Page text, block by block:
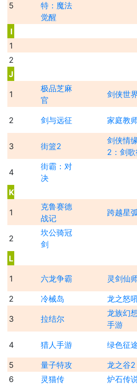
5
特：魔法
觉醒
I
1
2
J
1
极品芝麻
官
剑侠世
2 剑与远征 家庭教
3 街篮2
剑侠情
2：剑歌
4
街霸：对
决
K
1
克鲁赛德
战记
跨越星
2
坎公骑冠
剑
L
1 六龙争霸 灵剑仙
2
冷械岛 龙之怒
3 拉结尔
龙族幻
手游
4 猎人手游 绿色征
5
量子特攻 龙之谷2
6
灵猫传 炉石传